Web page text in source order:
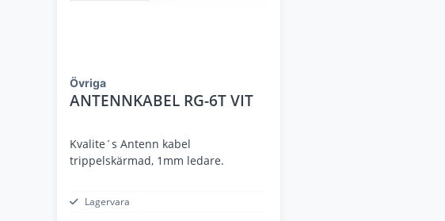
Övriga
ANTENNKABEL RG-6T VIT
Kvalite´s Antenn kabel
trippelskärmad, 1mm ledare.
Lagervara